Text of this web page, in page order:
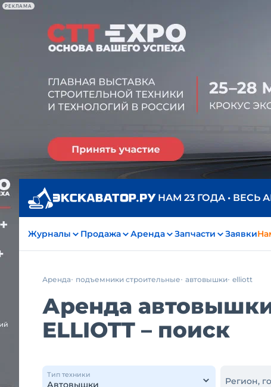
РЕКЛАМА
НАМ 23 ГОДА • ВЕСЬ
Журналы Продажа Аренда Запчасти Заявки
Аренда подъемники строительные автовышки elliott
Аренда
ELLIOTT – поиск
Тип техники
Регион,